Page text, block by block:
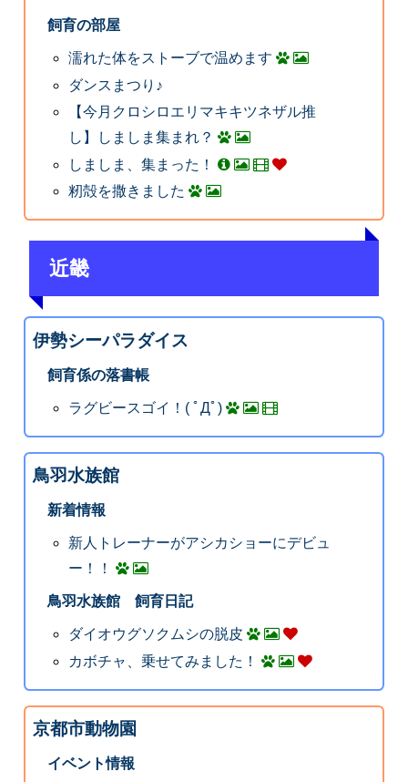
飼育の部屋
濡れた体をストーブで温めます
ダンスまつり♪
【今月クロシロエリマキキツネザル推
し】しましま集まれ？
しましま、集まった！
籾殻を撒きました
近畿
伊勢シーパラダイス
飼育係の落書帳
ラグビースゴイ！( ﾟДﾟ)
鳥羽水族館
新着情報
新人トレーナーがアシカショーにデビュ
ー！！
鳥羽水族館 飼育日記
ダイオウグソクムシの脱皮
カボチャ、乗せてみました！
京都市動物園
イベント情報